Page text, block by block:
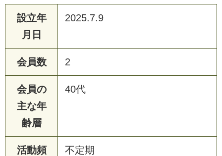
設立年
月日
2025.7.9
会員数 2
会員の
主な年
齢層
40代
活動頻
不定期